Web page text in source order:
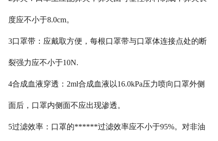
度应不小于8.0cm。
3口罩带：应戴取方便，每根口罩带与口罩体连接点处的断
裂强力应不小于10N.
4合成血液穿透：2ml合成血液以16.0kPa压力喷向口罩外侧
面后，口罩内侧面不应出现渗透。
5过滤效率：口罩的******过滤效率应不小于95%。对非油